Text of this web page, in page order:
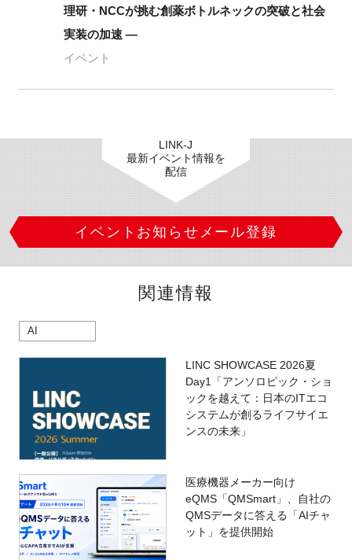
理研・NCCが挑む創薬ボトルネックの突破と社会
実装の加速 ―
イベント
LINK-J
最新イベント情報を
配信
イベントお知らせメール登録
関連情報
AI
LINC SHOWCASE 2026夏
Day1「アンソロピック・ショ
ックを越えて：日本のITエコ
システムが創るライフサイエ
ンスの未来」
医療機器メーカー向け
eQMS「QMSmart」、自社の
QMSデータに答える「AIチャ
ット」を提供開始